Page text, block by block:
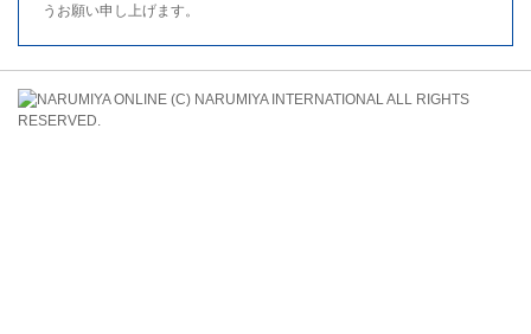
うお願い申し上げます。